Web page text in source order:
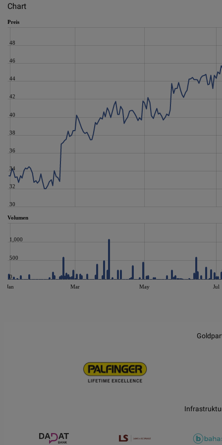
Chart
Preis
30
32
34
36
38
40
42
44
46
48
Volumen
Jan Mar May Jul
0
500
1,000